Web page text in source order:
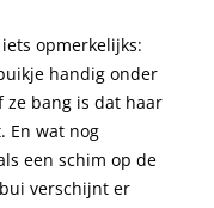
opmerkelijks:
handig onder
ze bang is dat haar
En wat nog
een schim op de
verschijnt er